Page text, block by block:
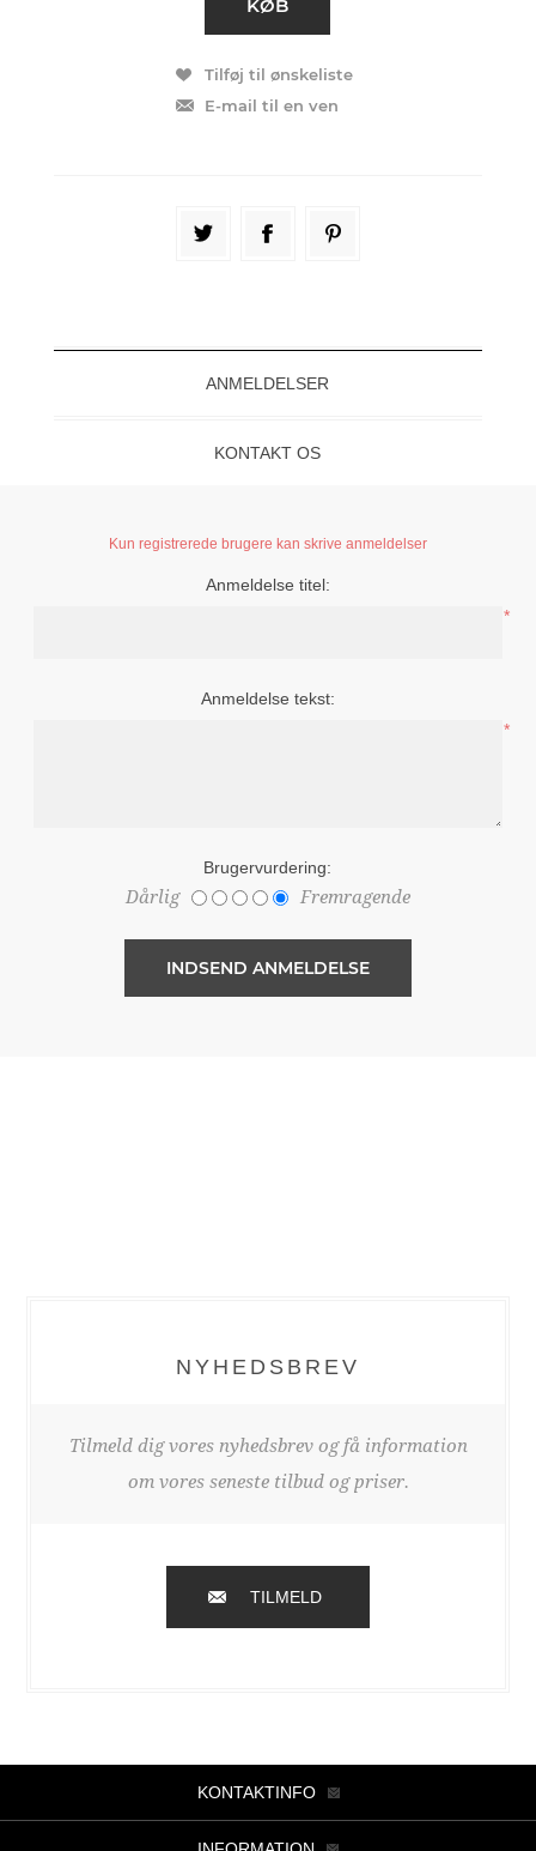
ANMELDELSER
KONTAKT OS
Kun registrerede brugere kan skrive anmeldelser
Anmeldelse titel:
*
Anmeldelse tekst:
*
Brugervurdering:
Dårlig Fremragende
NYHEDSBREV
Tilmeld dig vores nyhedsbrev og få information
om vores seneste tilbud og priser.
TILMELD
KONTAKTINFO